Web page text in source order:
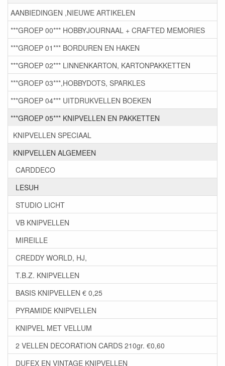
AANBIEDINGEN ,NIEUWE ARTIKELEN
***GROEP 00*** HOBBYJOURNAAL + CRAFTED MEMORIES
***GROEP 01*** BORDUREN EN HAKEN
***GROEP 02*** LINNENKARTON, KARTONPAKKETTEN
***GROEP 03***,HOBBYDOTS, SPARKLES
***GROEP 04*** UITDRUKVELLEN BOEKEN
***GROEP 05*** KNIPVELLEN EN PAKKETTEN
KNIPVELLEN SPECIAAL
KNIPVELLEN ALGEMEEN
CARDDECO
LESUH
STUDIO LICHT
VB KNIPVELLEN
MIREILLE
CREDDY WORLD, HJ,
T.B.Z. KNIPVELLEN
BASIS KNIPVELLEN € 0,25
PYRAMIDE KNIPVELLEN
KNIPVEL MET VELLUM
2 VELLEN DECORATION CARDS 210gr. €0,60
DUFEX EN VINTAGE KNIPVELLEN